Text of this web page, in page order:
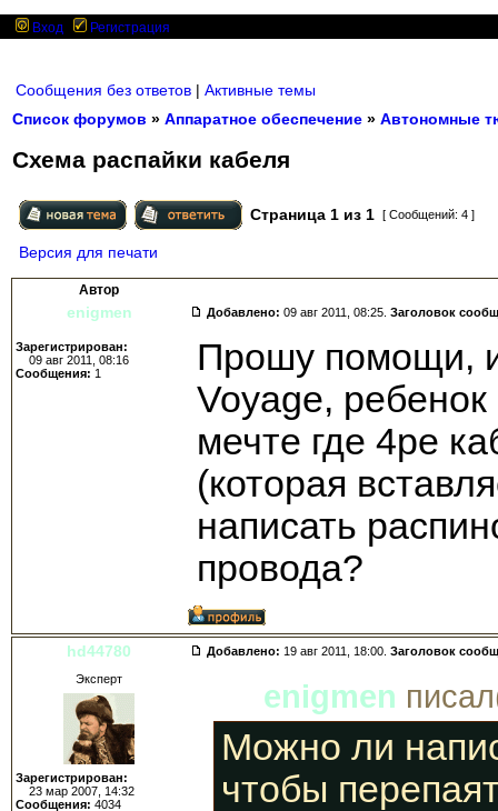
Вход Регистрация
Сообщения без ответов | Активные темы
Список форумов » Аппаратное обеспечение » Автономные
Схема распайки кабеля
Страница 1 из 1 [ Сообщений: 4 ]
Версия для печати
Автор
enigmen Добавлено: 09 авг 2011, 08:25. Заголовок
Зарегистрирован:
09 авг 2011, 08:16
Сообщения: 1
Прошу помощи,
Voyage,
мечте где 4ре
(которая
написать
провода?
hd44780 Добавлено: 19 авг 2011, 18:00. Заголовок
Эксперт
Зарегистрирован:
23 мар 2007, 14:32
Сообщения: 4034
enigmen
Можно ли
чтобы